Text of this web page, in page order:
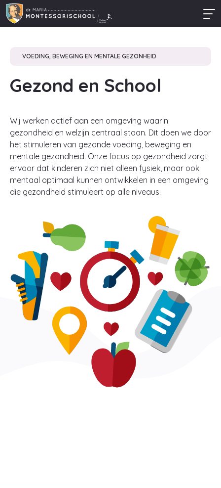
VOEDING, BEWEGING EN MENTALE GEZONHEID
Gezond en School
Wij werken actief aan een omgeving waarin
gezondheid en welzijn centraal staan. Dit doen we door
het stimuleren van gezonde voeding, beweging en
mentale gezondheid. Onze focus op gezondheid zorgt
ervoor dat kinderen zich niet alleen fysiek, maar ook
mentaal optimaal kunnen ontwikkelen in een omgeving
die gezondheid stimuleert op alle niveaus.